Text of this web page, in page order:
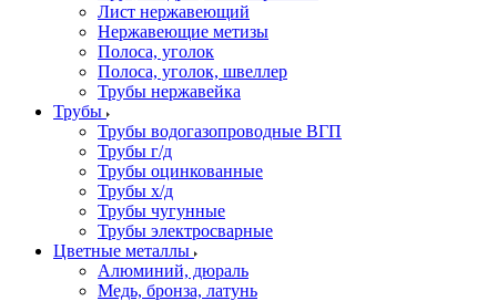
Лист нержавеющий
Нержавеющие метизы
Полоса, уголок
Полоса, уголок, швеллер
Трубы нержавейка
Трубы
Трубы водогазопроводные ВГП
Трубы г/д
Трубы оцинкованные
Трубы х/д
Трубы чугунные
Трубы электросварные
Цветные металлы
Алюминий, дюраль
Медь, бронза, латунь